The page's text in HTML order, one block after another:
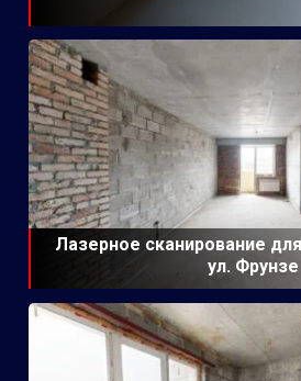
Лазерное сканирование
ул. Фрунзе